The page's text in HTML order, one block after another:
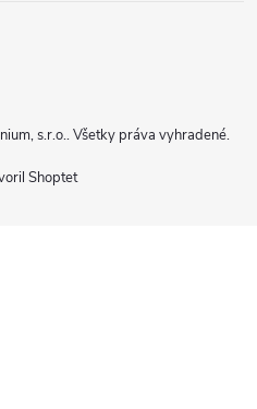
Shoptet
s.r.o.. Všetky práva vyhradené.